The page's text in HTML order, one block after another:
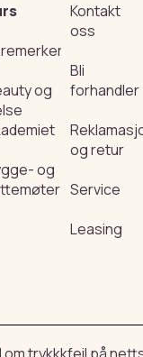
og
og
Kontakt
oss
Bli
forhandler
og retur
Service
Leasing